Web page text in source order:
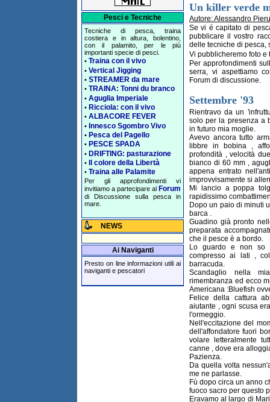
Pesci e Tecniche
Tecniche di pesca, traina
costiera e in altura, bolentino,
con il palamito, per le più
importanti specie di pesci.
• Traina con il vivo
• Vertical Jigging
• STREAMER da mare
• TRAINA: Tonni du branco
• Aguglia Imperiale
• Ricciola: con il vivo
• ALBACORE FEVER
• Innesco Sgombro Vivo
• Pesca del Pagello
• PESCE SPADA
• DRIFTING: pasturazione
• Il colore della Libertà
• Traina alle Palamite
Per gli approfondimenti vi
invitiamo a partecipare al Forum
di Discussione sulla pesca in
mare.
NEWS
Ai Naviganti
Presto on line informazioni utili ai
naviganti e pescatori
Un killer verde
Autore: Alessandro
Se vi é capitato di
pubblicare il vostro
delle tecniche di pesca,
Vi pubblicheremo foto e
Per approfondimenti
serra, vi aspettiamo
Forum di discussione.
Settembre '93
Rientravo da un
solo per la presenza a
in futuro mia moglie.
Avevo ancora tutto
libbre in bobina ,
profondità , velocità
bianco di 60 mm ,
appena entrato
improvvisamente si
Mi lancio a poppa
rapidissimo
Dopo un paio di minuti
barca .
Guadino già pronto
preparata
che il pesce è a bordo.
Lo guardo e non so
compresso ai lati ,
barracuda.
Scandaglio nella
rimembranza ed ecco
Americana :Bluefish
Felice della cattura
aiutante , ogni scusa
l'ormeggio.
Nell'eccitazione del
dell'affondatore fuori
volare letteralmente
canne , dove era
Pazienza.
Da quella volta
me ne parlasse.
Fù dopo circa un anno
fuoco sacro per questo
Eravamo al largo di